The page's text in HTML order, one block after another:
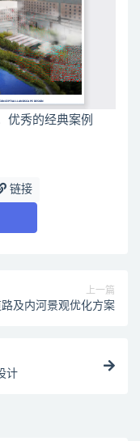
优秀的经典案例
链接
上一篇
及内河景观优化方案
计